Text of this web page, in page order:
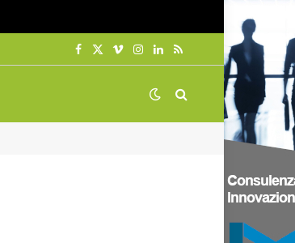
Facebook
X
VimeoInstagram
LinkedIn
RSS